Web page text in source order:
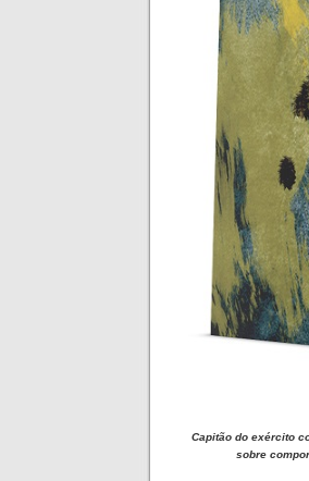
Capitão do exército
sobre